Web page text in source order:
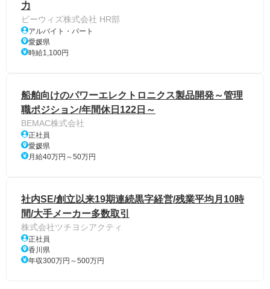
力
ビーウィズ株式会社 HR部
アルバイト・パート
愛媛県
時給1,100円
船舶向けのパワーエレクトロニクス製品開発～管理
職ポジション/年間休日122日～
BEMAC株式会社
正社員
愛媛県
月給40万円～50万円
社内SE/創立以来19期連続黒字経営/残業平均月10時
間/大手メーカー多数取引
株式会社ツチヨシアクティ
正社員
香川県
年収300万円～500万円